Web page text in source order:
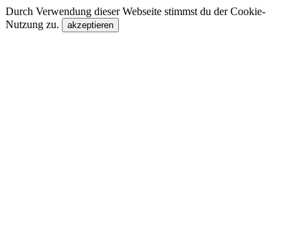
Durch Verwendung dieser Webseite stimmst du der Cookie-
Nutzung zu.